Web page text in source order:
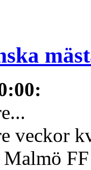
:
veckor
Malmö